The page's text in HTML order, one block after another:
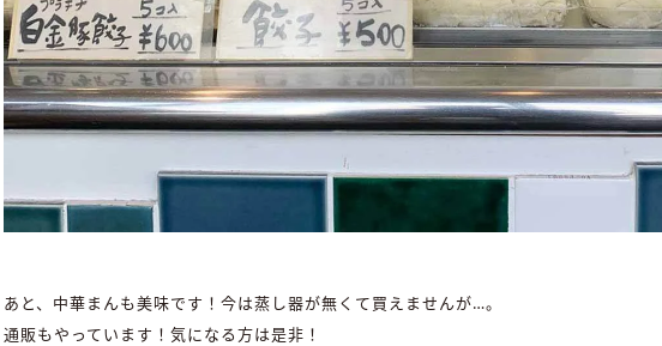
あと、中華まんも美味です！今は蒸し器が無くて買えませんが…。
通販もやっています！気になる方は是非！